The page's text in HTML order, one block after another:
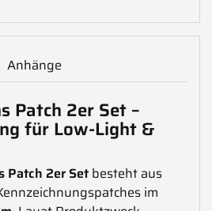
Anhänge
Patch 2er Set –
für Low-Light &
Patch 2er Setbesteht aus
im